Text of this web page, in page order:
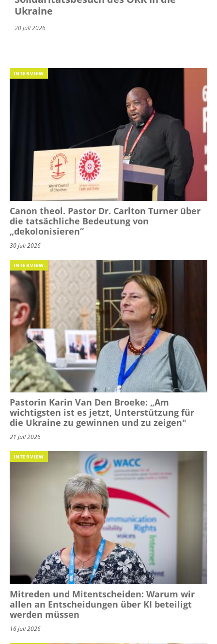
Ukraine
20 Juli 2026
INTERVIEW
Canon theol. Pastor Dr. Carlton Turner über
die tatsächliche Bedeutung von
„dekolonisieren“
30 Juli 2026
INTERVIEW
Pastorin Karin Van Den Broeke: „Am
wichtigsten ist es jetzt, Unterstützung für
die Ukraine zu gewinnen und zu zeigen"
21 Juli 2026
INTERVIEW
Mitreden und Mitentscheiden: Warum wir
allen an Entscheidungen über KI beteiligt
werden müssen
16 Juli 2026